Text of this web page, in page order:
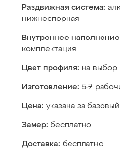
Раздвижная система:
нижнеопорная
Внутреннее
комплектация
Цвет профиля: на выбор
Изготовление: 5-7
Цена: указана за
Замер: бесплатно
Доставка: бесплатно